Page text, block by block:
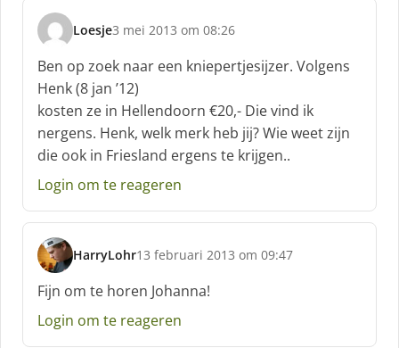
Loesje
s
c
h
r
e
e
f
3 mei 2013 om 08:26
Ben op zoek naar een kniepertjesijzer. Volgens
Henk (8 jan ’12)
kosten ze in Hellendoorn €20,- Die vind ik
nergens. Henk, welk merk heb jij? Wie weet zijn
die ook in Friesland ergens te krijgen..
Login om te reageren
HarryLohr
s
c
h
r
13 februari 2013 om 09:47
Fijn om te horen Johanna!
Login om te reageren